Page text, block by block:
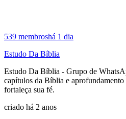
539 membroshá 1 dia
Estudo Da Bíblia
Estudo Da Bíblia - Grupo de
capítulos da Bíblia e aprofundamento
fortaleça sua fé.
criado há 2 anos